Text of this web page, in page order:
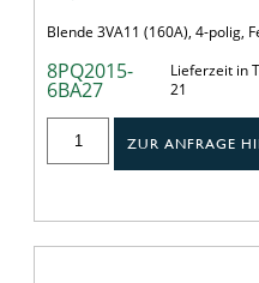
Blende 3VA11 (160A), 4-polig,
8PQ2015-
6BA27
Lieferzeit in
21
ZUR ANFRAGE